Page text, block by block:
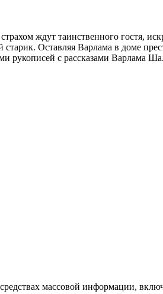
ждут таинственного гостя,
Оставляя Варлама в доме
с рассказами Варлама
массовой информации,